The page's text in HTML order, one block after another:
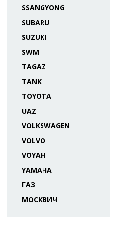
SSANGYONG
SUBARU
SUZUKI
SWM
TAGAZ
TANK
TOYOTA
UAZ
VOLKSWAGEN
VOLVO
VOYAH
YAMAHA
ГАЗ
МОСКВИЧ